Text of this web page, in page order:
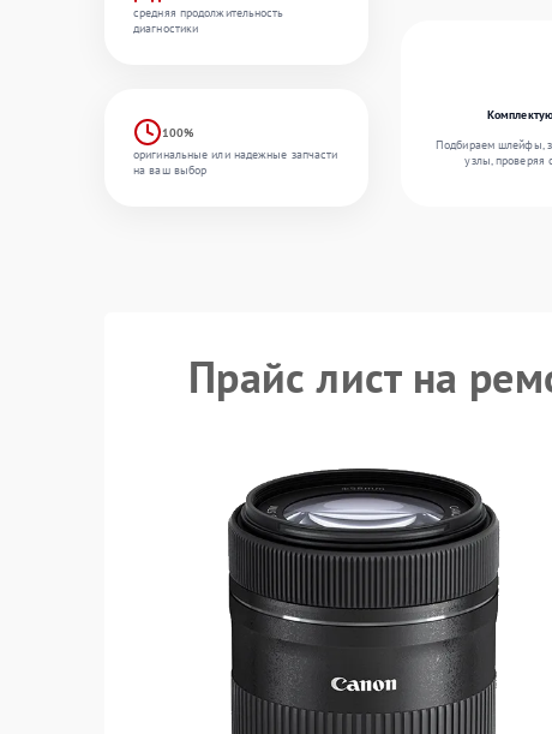
средняя продолжительность
диагностики
100%
оригинальные или надежные запчасти
на ваш выбор
Подбираем шлейфы,
узлы, проверяя
Прайс лист на